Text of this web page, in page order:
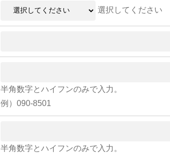
選択してください
半角数字とハイフンのみで入力。
例）090-8501
半角数字とハイフンのみで入力。